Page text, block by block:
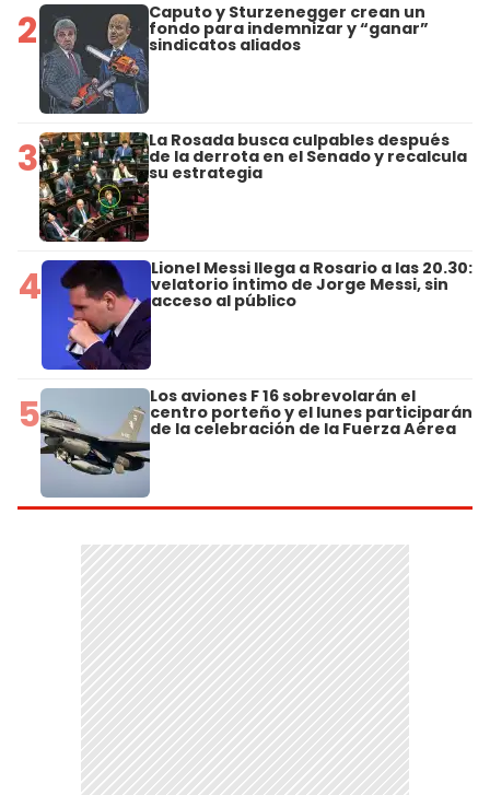
2 Caputo y Sturzenegger crean un
fondo para indemnizar y “ganar”
sindicatos aliados
3 La Rosada busca culpables después
de la derrota en el Senado y recalcula
su estrategia
4 Lionel Messi llega a Rosario a las 20.30:
velatorio íntimo de Jorge Messi, sin
acceso al público
5 Los aviones F 16 sobrevolarán el
centro porteño y el lunes participarán
de la celebración de la Fuerza Aérea